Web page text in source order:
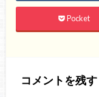
Pocket
コメントを残す